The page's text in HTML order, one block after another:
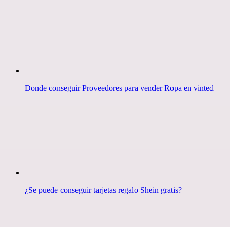
Donde conseguir Proveedores para vender Ropa en vinted
¿Se puede conseguir tarjetas regalo Shein gratis?